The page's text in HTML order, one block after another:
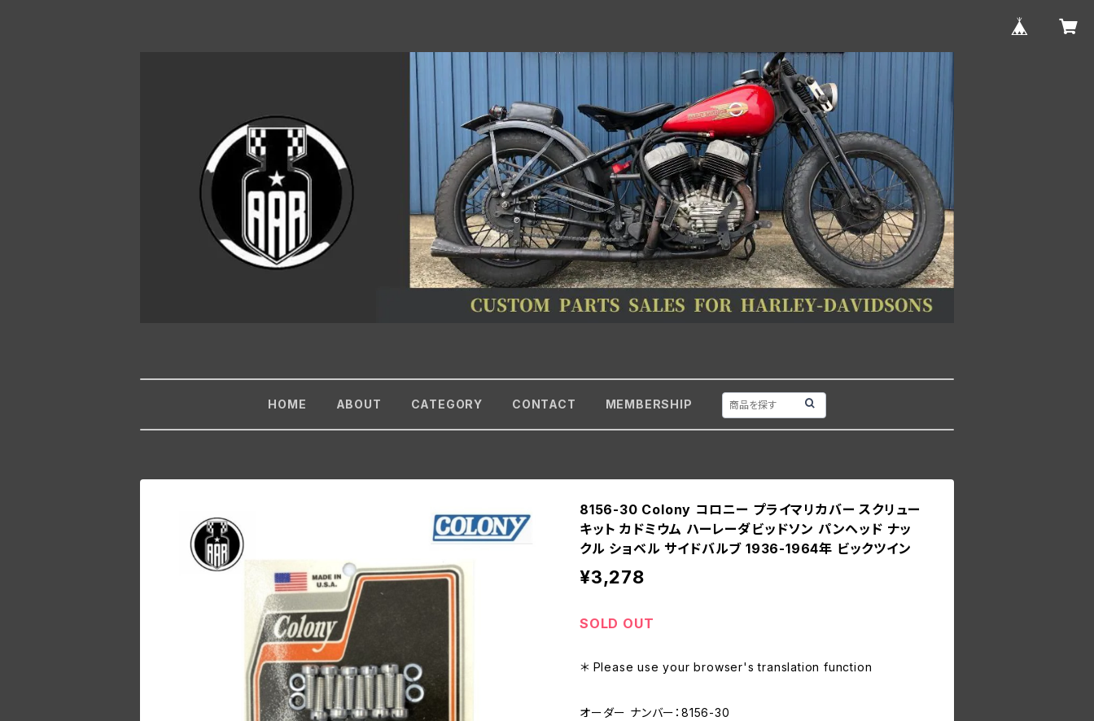
HOME ABOUT CATEGORY CONTACT MEMBERSHIP
8156-30 Colony コロニー プライマリカバー スクリュー
キット カドミウム ハーレーダビッドソン パンヘッド ナッ
クル ショベル サイドバルブ 1936-1964年 ビックツイン
¥3,278
SOLD OUT
＊ Please use your browser's translation function
オーダー ナンバー：8156-30